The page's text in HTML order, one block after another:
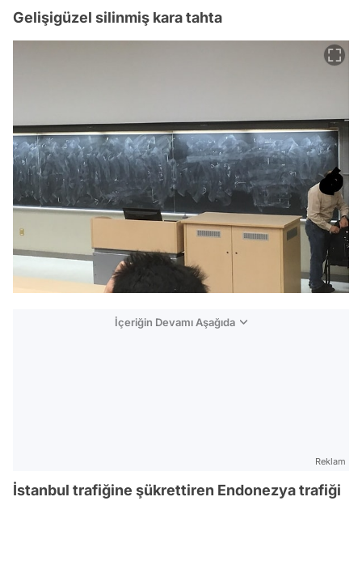
Gelişigüzel silinmiş kara tahta
İçeriğin Devamı Aşağıda
Reklam
İstanbul trafiğine şükrettiren Endonezya trafiği